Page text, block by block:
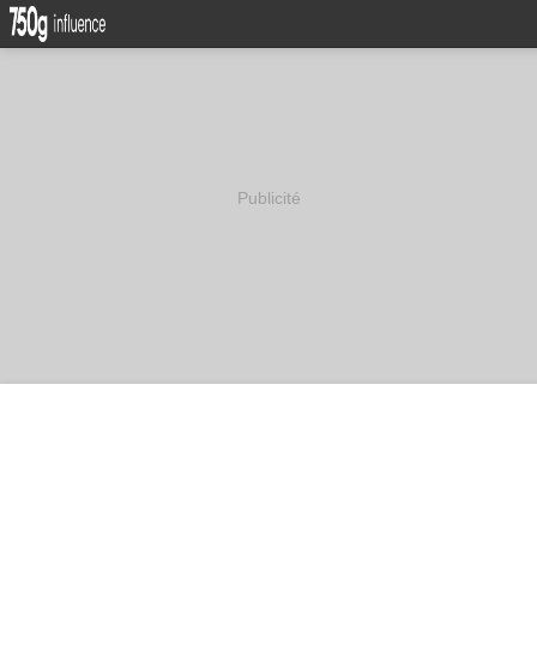
Publicité